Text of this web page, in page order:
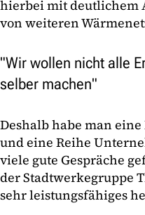
hierbei mit deutlichem
von weiteren
"Wir wollen nicht alle
selber machen"
Deshalb habe man
und eine Reihe
viele gute Gespräche
der Stadtwerkegruppe
sehr leistungsfähiges